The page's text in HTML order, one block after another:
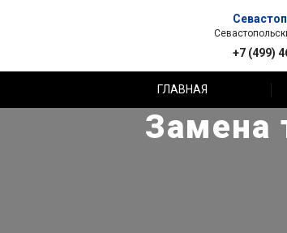
+7 (499)
ГЛАВНАЯ
Замена